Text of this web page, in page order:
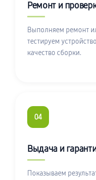
Ремонт и
Выполняем ремонт
тестируем
качество сборки.
04
Выдача и
Показываем